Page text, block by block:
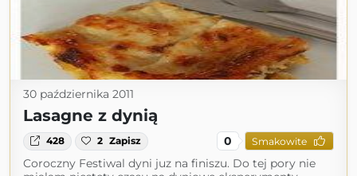
30 października 2011
Lasagne z dynią
428 2 Zapisz 0 Smakowite
Coroczny Festiwal dyni juz na finiszu. Do tej pory nie